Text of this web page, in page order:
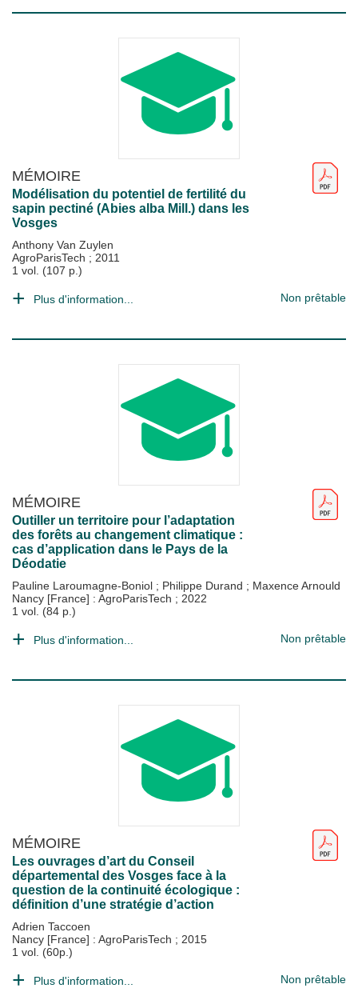
MÉMOIRE
Modélisation du potentiel de fertilité du
sapin pectiné (Abies alba Mill.) dans les
Vosges
Anthony Van Zuylen
AgroParisTech ; 2011
1 vol. (107 p.)
Plus d'information... Non prêtable
MÉMOIRE
Outiller un territoire pour l’adaptation
des forêts au changement climatique :
cas d’application dans le Pays de la
Déodatie
Pauline Laroumagne-Boniol ; Philippe Durand ; Maxence Arnould
Nancy [France] : AgroParisTech ; 2022
1 vol. (84 p.)
Plus d'information... Non prêtable
MÉMOIRE
Les ouvrages d’art du Conseil
départemental des Vosges face à la
question de la continuité écologique :
définition d’une stratégie d’action
Adrien Taccoen
Nancy [France] : AgroParisTech ; 2015
1 vol. (60p.)
Plus d'information... Non prêtable